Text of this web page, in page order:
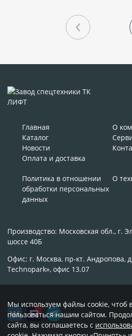
‹
Главная
О
Каталог
Новости
Оплата и доставка
Политика в отношении
обработки персональных
данных
О
Производство: Московская обл., г.
шоссе 40Б
Офис: г. Москва, пр-кт. Андропова,
Technopark», офис 13.07
Мы используем файлы cookie, чтоб
пользоваться нашим сайтом.
сайта, вы соглашаетесь с